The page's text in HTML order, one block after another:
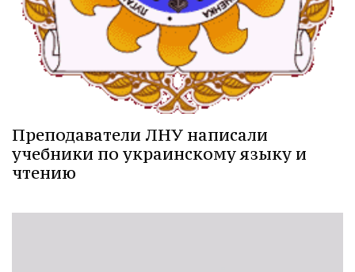
Преподаватели ЛНУ написали
учебники по украинскому языку и
чтению